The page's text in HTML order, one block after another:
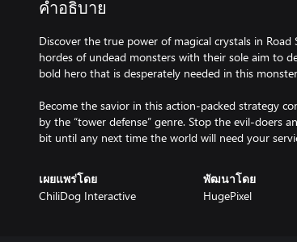
คำอธิบาย
Discover the true power of magical crystals in
hordes of undead monsters with their sole aim to
bold hero that is desperately needed in this
Become the savior in this action-packed strategy
by the “tower defense” genre. Stop the evil-doers
bit until any next time the world will need your
เผยแพร่โดย
ChiliDog Interactive
พัฒนาโดย
HugePixel